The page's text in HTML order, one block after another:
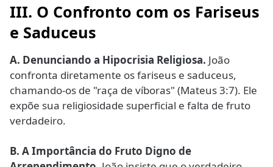
III. O Confronto com os Fariseus
e Saduceus
A. Denunciando a Hipocrisia Religiosa. João
confronta diretamente os fariseus e saduceus,
chamando-os de "raça de víboras" (Mateus 3:7). Ele
expõe sua religiosidade superficial e falta de fruto
verdadeiro.
B. A Importância do Fruto Digno de